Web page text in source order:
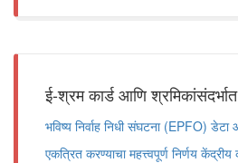
ई-श्रम कार्ड आणि
भविष्य निर्वाह निधी संघटना (EPFO)
एकत्रित करण्याचा महत्त्वपूर्ण निर्णय